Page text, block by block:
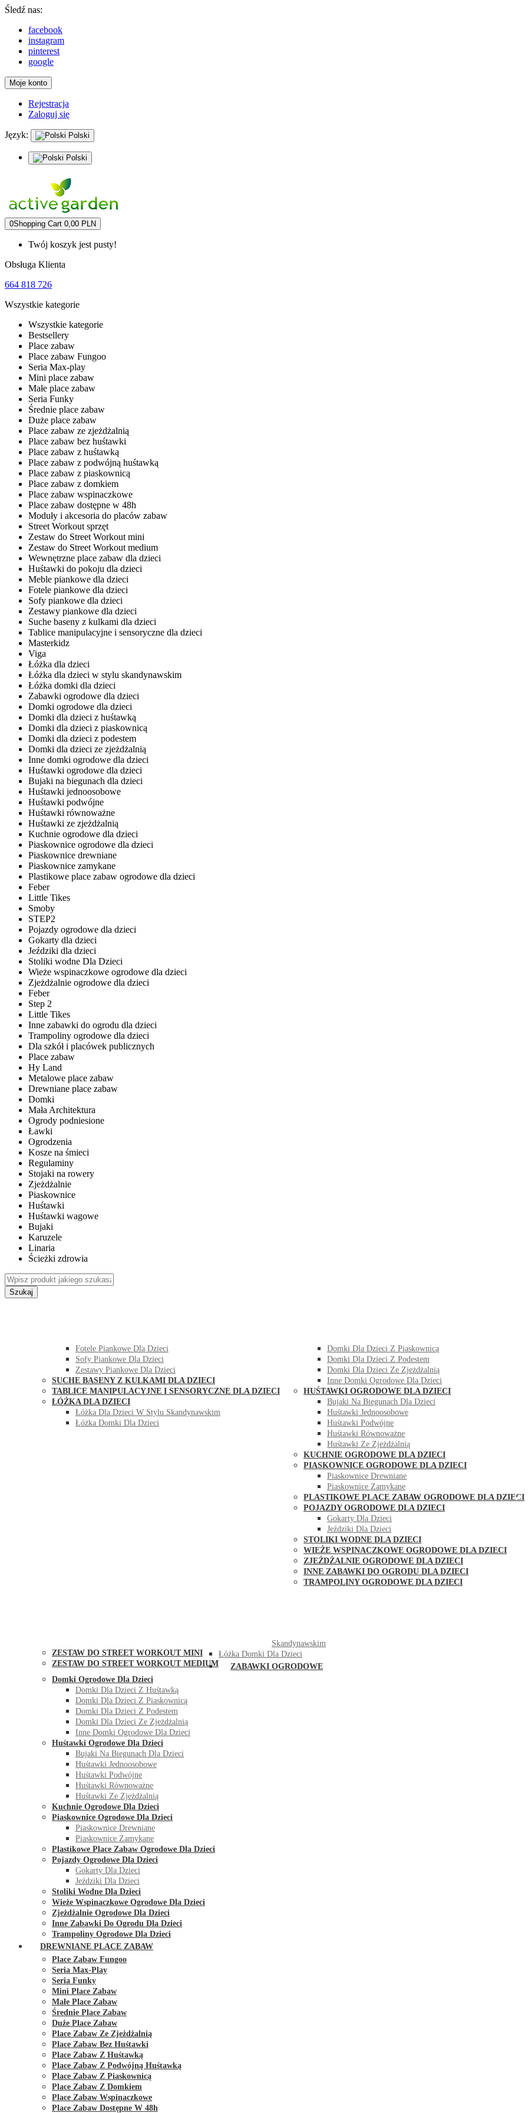
Śledź nas:
facebook
instagram
pinterest
google
Moje konto
Rejestracja
Zaloguj się
Język: Polski
Polski
0Shopping Cart 0,00 PLN
Twój koszyk jest pusty!
Obsługa Klienta
664 818 726
Wszystkie kategorie
Wszystkie kategorie
Bestsellery
Place zabaw
Place zabaw Fungoo
Seria Max-play
Mini place zabaw
Małe place zabaw
Seria Funky
Średnie place zabaw
Duże place zabaw
Place zabaw ze zjeżdżalnią
Place zabaw bez huśtawki
Place zabaw z huśtawką
Place zabaw z podwójną huśtawką
Place zabaw z piaskownicą
Place zabaw z domkiem
Place zabaw wspinaczkowe
Place zabaw dostępne w 48h
Moduły i akcesoria do placów zabaw
Street Workout sprzęt
Zestaw do Street Workout mini
Zestaw do Street Workout medium
Wewnętrzne place zabaw dla dzieci
Huśtawki do pokoju dla dzieci
Meble piankowe dla dzieci
Fotele piankowe dla dzieci
Sofy piankowe dla dzieci
Zestawy piankowe dla dzieci
Suche baseny z kulkami dla dzieci
Tablice manipulacyjne i sensoryczne dla dzieci
Masterkidz
Viga
Łóżka dla dzieci
Łóżka dla dzieci w stylu skandynawskim
Łóżka domki dla dzieci
Zabawki ogrodowe dla dzieci
Domki ogrodowe dla dzieci
Domki dla dzieci z huśtawką
Domki dla dzieci z piaskownicą
Domki dla dzieci z podestem
Domki dla dzieci ze zjeżdżalnią
Inne domki ogrodowe dla dzieci
Huśtawki ogrodowe dla dzieci
Bujaki na biegunach dla dzieci
Huśtawki jednoosobowe
Huśtawki podwójne
Huśtawki równoważne
Huśtawki ze zjeżdżalnią
Kuchnie ogrodowe dla dzieci
Piaskownice ogrodowe dla dzieci
Piaskownice drewniane
Piaskownice zamykane
Plastikowe place zabaw ogrodowe dla dzieci
Feber
Little Tikes
Smoby
STEP2
Pojazdy ogrodowe dla dzieci
Gokarty dla dzieci
Jeździki dla dzieci
Stoliki wodne Dla Dzieci
Wieże wspinaczkowe ogrodowe dla dzieci
Zjeżdżalnie ogrodowe dla dzieci
Feber
Step 2
Little Tikes
Inne zabawki do ogrodu dla dzieci
Trampoliny ogrodowe dla dzieci
Dla szkół i placówek publicznych
Place zabaw
Hy Land
Metalowe place zabaw
Drewniane place zabaw
Domki
Mała Architektura
Ogrody podniesione
Ławki
Ogrodzenia
Kosze na śmieci
Regulaminy
Stojaki na rowery
Zjeżdżalnie
Piaskownice
Huśtawki
Huśtawki wagowe
Bujaki
Karuzele
Linaria
Ścieżki zdrowia
Szukaj
Fotele Piankowe Dla Dzieci
Sofy Piankowe Dla Dzieci
Zestawy Piankowe Dla Dzieci
SUCHE BASENY Z KULKAMI DLA DZIECI
TABLICE MANIPULACYJNE I SENSORYCZNE DLA DZIECI
ŁÓŻKA DLA DZIECI
Łóżka Dla Dzieci W Stylu Skandynawskim
Łóżka Domki Dla Dzieci
Domki Dla Dzieci Z Piaskownicą
Domki Dla Dzieci Z Podestem
Domki Dla Dzieci Ze Zjeżdżalnią
Inne Domki Ogrodowe Dla Dzieci
HUŚTAWKI OGRODOWE DLA DZIECI
Bujaki Na Biegunach Dla Dzieci
Huśtawki Jednoosobowe
Huśtawki Podwójne
Huśtawki Równoważne
Huśtawki Ze Zjeżdżalnią
KUCHNIE OGRODOWE DLA DZIECI
PIASKOWNICE OGRODOWE DLA DZIECI
Piaskownice Drewniane
Piaskownice Zamykane
PLASTIKOWE PLACE ZABAW OGRODOWE DLA DZIECI
POJAZDY OGRODOWE DLA DZIECI
Gokarty Dla Dzieci
Jeździki Dla Dzieci
STOLIKI WODNE DLA DZIECI
WIEŻE WSPINACZKOWE OGRODOWE DLA DZIECI
ZJEŻDŻALNIE OGRODOWE DLA DZIECI
INNE ZABAWKI DO OGRODU DLA DZIECI
TRAMPOLINY OGRODOWE DLA DZIECI
ZESTAW DO STREET WORKOUT MINI
ZESTAW DO STREET WORKOUT MEDIUM
Skandynawskim
Łóżka Domki Dla Dzieci
ZABAWKI OGRODOWE
Domki Ogrodowe Dla Dzieci
Domki Dla Dzieci Z Huśtawką
Domki Dla Dzieci Z Piaskownicą
Domki Dla Dzieci Z Podestem
Domki Dla Dzieci Ze Zjeżdżalnią
Inne Domki Ogrodowe Dla Dzieci
Huśtawki Ogrodowe Dla Dzieci
Bujaki Na Biegunach Dla Dzieci
Huśtawki Jednoosobowe
Huśtawki Podwójne
Huśtawki Równoważne
Huśtawki Ze Zjeżdżalnią
Kuchnie Ogrodowe Dla Dzieci
Piaskownice Ogrodowe Dla Dzieci
Piaskownice Drewniane
Piaskownice Zamykane
Plastikowe Place Zabaw Ogrodowe Dla Dzieci
Pojazdy Ogrodowe Dla Dzieci
Gokarty Dla Dzieci
Jeździki Dla Dzieci
Stoliki Wodne Dla Dzieci
Wieże Wspinaczkowe Ogrodowe Dla Dzieci
Zjeżdżalnie Ogrodowe Dla Dzieci
Inne Zabawki Do Ogrodu Dla Dzieci
Trampoliny Ogrodowe Dla Dzieci
DREWNIANE PLACE ZABAW
Place Zabaw Fungoo
Seria Max-Play
Seria Funky
Mini Place Zabaw
Małe Place Zabaw
Średnie Place Zabaw
Duże Place Zabaw
Place Zabaw Ze Zjeżdżalnią
Place Zabaw Bez Huśtawki
Place Zabaw Z Huśtawką
Place Zabaw Z Podwójną Huśtawką
Place Zabaw Z Piaskownicą
Place Zabaw Z Domkiem
Place Zabaw Wspinaczkowe
Place Zabaw Dostępne W 48h